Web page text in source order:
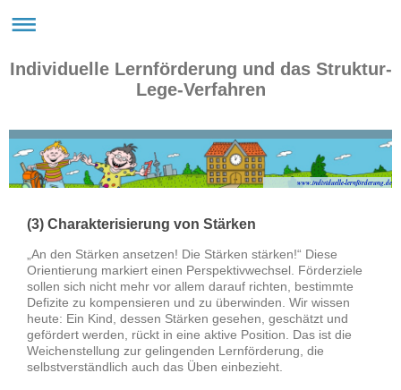
Individuelle Lernförderung und das Struktur-
Lege-Verfahren
www.individuelle-lernförderung.de
(3) Charakterisierung von Stärken
„An den Stärken ansetzen! Die Stärken stärken!“ Diese
Orientierung markiert einen Perspektivwechsel. Förderziele
sollen sich nicht mehr vor allem darauf richten, bestimmte
Defizite zu kompensieren und zu überwinden. Wir wissen
heute: Ein Kind, dessen Stärken gesehen, geschätzt und
gefördert werden, rückt in eine aktive Position. Das ist die
Weichenstellung zur gelingenden Lernförderung, die
selbstverständlich auch das Üben einbezieht.